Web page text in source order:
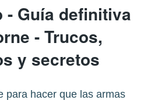
- Guía definitiva
- Trucos,
y secretos
para hacer que las armas